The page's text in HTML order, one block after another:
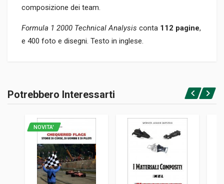
composizione dei team.
Formula 1 2000 Technical Analysis conta 112 pagine,
e 400 foto e disegni. Testo in inglese.
Brossura
9788879112420
Giorgio Nada
Accedi o registrati
Potrebbero Interessarti
NOVITA'